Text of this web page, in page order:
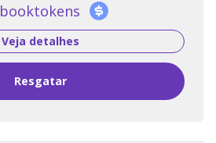
booktokens
Veja detalhes
Resgatar